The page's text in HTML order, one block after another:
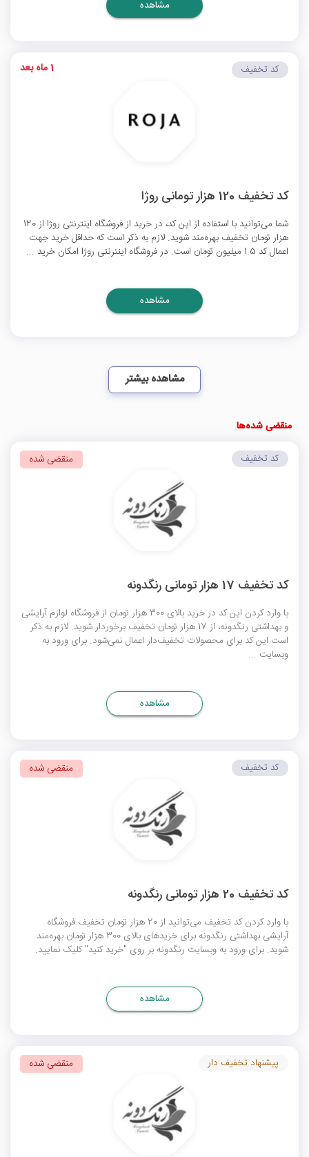
مشاهده
کد تخفیف 120 هزار تومانی روژا
شما می‌توانید با استفاده از این کد، در خرید از فروشگاه اینترنتی روژا از 120
هزار تومان تخفیف بهره‌مند شوید. لازم به ذکر است که حداقل خرید جهت
اعمال کد 1.5 میلیون تومان است. در فروشگاه اینترنتی روژا امکان خرید ...
کد تخفیف 1 ماه بعد
مشاهده
مشاهده بیشتر
منقضی شده‌ها
کد تخفیف 17 هزار تومانی رنگدونه
با وارد کردن این کد در خرید بالای 300 هزار تومان از فروشگاه لوازم آرایشی
و بهداشتی رنگدونه، از 17 هزار تومان تخفیف برخوردار شوید. لازم به ذکر
است این کد برای محصولات تخفیف‌دار اعمال نمی‌شود. برای ورود به
وبسایت ...
کد تخفیف منقضی شده
مشاهده
کد تخفیف 20 هزار تومانی رنگدونه
با وارد کردن کد تخفیف می‌توانید از 20 هزار تومان تخفیف فروشگاه
آرایشی بهداشتی رنگدونه برای خریدهای بالای 300 هزار تومان بهره‌مند
شوید. برای ورود به وبسایت رنگدونه بر روی "خرید کنید" کلیک نمایید.
کد تخفیف منقضی شده
مشاهده
پیشنهاد تخفیف دار منقضی شده